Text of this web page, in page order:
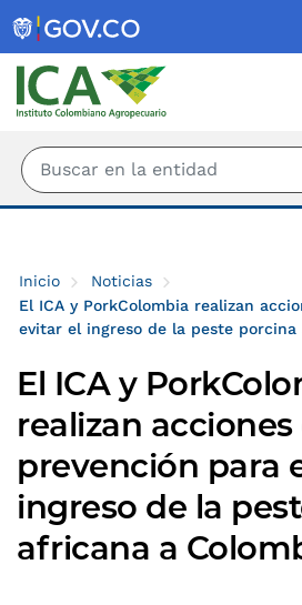
Inicio
Noticias
El ICA y PorkColombia realizan
evitar el ingreso de la peste porcina
El ICA y
realizan acciones
prevención para
ingreso de la
africana a